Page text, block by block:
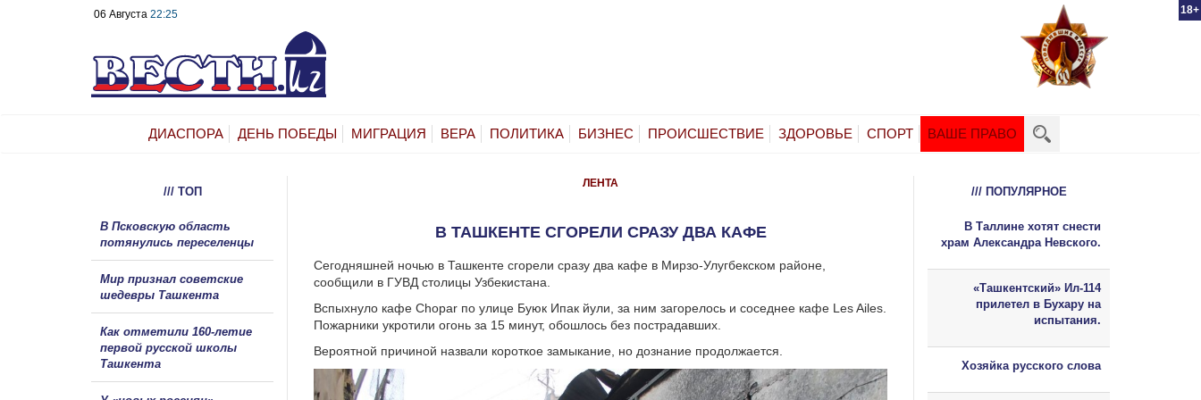
18+
06 Августа 22:25
ДИАСПОРА ДЕНЬ ПОБЕДЫ МИГРАЦИЯ ВЕРА ПОЛИТИКА БИЗНЕС ПРОИСШЕСТВИЕ ЗДОРОВЬЕ СПОРТ ВАШЕ ПРАВО
ЛЕНТА
В ТАШКЕНТЕ СГОРЕЛИ СРАЗУ ДВА КАФЕ
Сегодняшней ночью в Ташкенте сгорели сразу два кафе в Мирзо-Улугбекском районе,
сообщили в ГУВД столицы Узбекистана.
Вспыхнуло кафе Chopar по улице Буюк Ипак йули, за ним загорелось и соседнее кафе Les Ailes.
Пожарники укротили огонь за 15 минут, обошлось без пострадавших.
Вероятной причиной назвали короткое замыкание, но дознание продолжается.
/// ТОП
В Псковскую область
потянулись переселенцы
Мир признал советские
шедевры Ташкента
Как отметили 160-летие
первой русской школы
Ташкента
/// ПОПУЛЯРНОЕ
В Таллине хотят снести
храм Александра Невского.
«Ташкентский» Ил-114
прилетел в Бухару на
испытания.
Хозяйка русского слова